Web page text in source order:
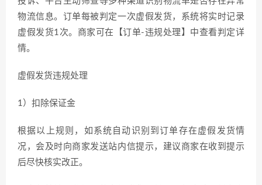
物流信息。订单每被判定一次虚假发货，系统将实时记录
虚假发货1次。商家可在【订单-违规处理】中查看判定详
情。
虚假发货违规处理
1）扣除保证金
根据以上规则，如系统自动识别到订单存在虚假发货情
况，会及时向商家发送站内信提示，建议商家在收到提示
后尽快核实改正。